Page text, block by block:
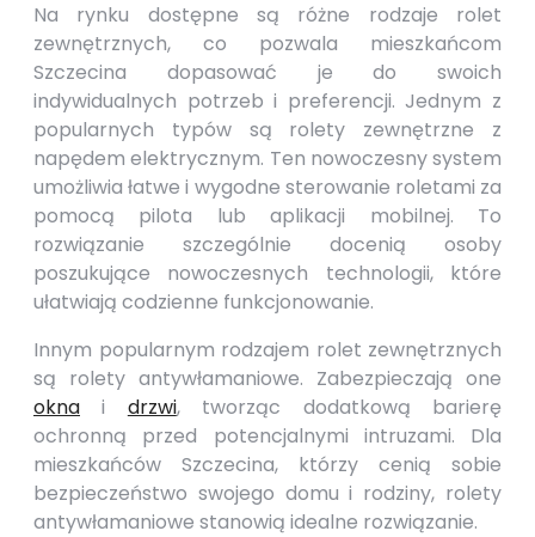
Na rynku dostępne są różne rodzaje rolet
zewnętrznych, co pozwala mieszkańcom
Szczecina dopasować je do swoich
indywidualnych potrzeb i preferencji. Jednym z
popularnych typów są rolety zewnętrzne z
napędem elektrycznym. Ten nowoczesny system
umożliwia łatwe i wygodne sterowanie roletami za
pomocą pilota lub aplikacji mobilnej. To
rozwiązanie szczególnie docenią osoby
poszukujące nowoczesnych technologii, które
ułatwiają codzienne funkcjonowanie.
Innym popularnym rodzajem rolet zewnętrznych
są rolety antywłamaniowe. Zabezpieczają one
okna i drzwi, tworząc dodatkową barierę
ochronną przed potencjalnymi intruzami. Dla
mieszkańców Szczecina, którzy cenią sobie
bezpieczeństwo swojego domu i rodziny, rolety
antywłamaniowe stanowią idealne rozwiązanie.